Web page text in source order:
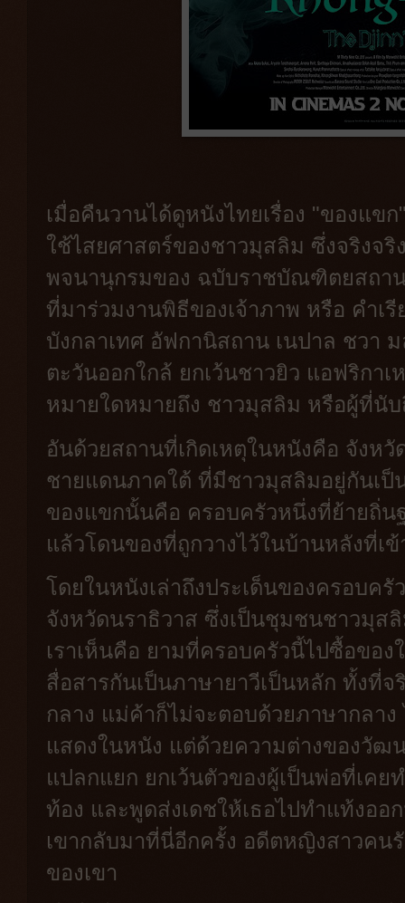
เมื่อคืนวานได้ดูหนังไทยเรื่อง "ของแข
ใช้ไสยศาสตร์ของชาวมุสลิม ซึ่งจริงจ
พจนานุกรมของ ฉบับราชบัณฑิตยสถา
ที่มาร่วมงานพิธีของเจ้าภาพ หรือ คำเ
บังกลาเทศ อัฟกานิสถาน เนปาล ชวา
ตะวันออกใกล้ ยกเว้นชาวยิว แอฟริกา
หมายใดหมายถึง ชาวมุสลิม หรือผู้ที่นั
อันด้วยสถานที่เกิดเหตุในหนังคือ จังห
ชายแดนภาคใต้ ที่มีชาวมุสลิมอยู่กันเป็
ของแขกนั้นคือ ครอบครัวหนึ่งที่ย้ายถิ่น
แล้วโดนของที่ถูกวางไว้ในบ้านหลังที่เ
โดยในหนังเล่าถึงประเด็นของครอบค
จังหวัดนราธิวาส ซึ่งเป็นชุมชนชาวมุส
เราเห็นคือ ยามที่ครอบครัวนี้ไปซื้อขอ
สื่อสารกันเป็นภาษายาวีเป็นหลัก ทั้งที่
กลาง แม่ค้าก็ไม่จะตอบด้วยภาษากลา
แสดงในหนัง แต่ด้วยความต่างของวัฒ
แปลกแยก ยกเว้นตัวของผู้เป็นพ่อที่เค
ท้อง และพูดส่งเดชให้เธอไปทำแท้งออ
เขากลับมาที่นี่อีกครั้ง อดีตหญิงสาวคน
ของเขา